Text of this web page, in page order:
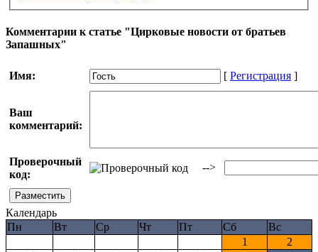
Комментарии к статье "Цирковые новости от братьев
Запашных"
Имя: [ Регистрация ]
Ваш
комментарий:
Проверочный
код:
-->
Календарь
Пн
Вт Ср Чт Пт Сб
Вс
1
2